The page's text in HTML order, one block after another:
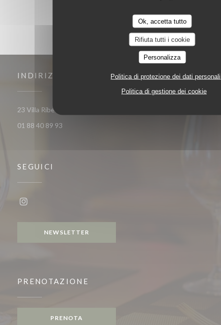
Ok, accetta tutto
Rifiuta tutti i cookie
Personalizza
Politica di protezione dei dati personali
Politica di gestione dei cookie
INDIRIZZO
23 Villa Riberolle 75020 Paris
01 88 40 89 93
SEGUICI
NEWSLETTER
PRENOTAZIONE
PRENOTA